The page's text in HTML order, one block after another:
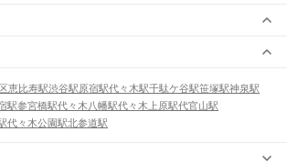
恵比寿駅渋谷駅原宿駅代々木駅千駄ケ谷駅笹塚駅神泉駅
駅参宮橋駅代々木八幡駅代々木上原駅代官山駅
代々木公園駅北参道駅